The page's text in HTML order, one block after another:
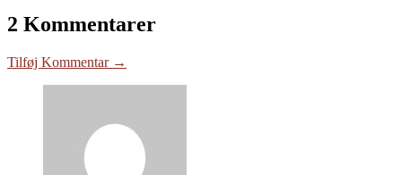
2 Kommentarer
Tilføj Kommentar →